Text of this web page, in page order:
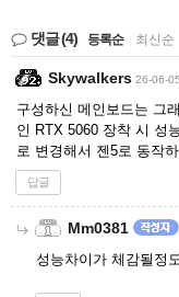
댓글(4) 등록순 최신순
Skywalkers 26-06-
구성하신 메인보드는 그
인 RTX 5060 장착 시 성
로 변경해서 젠5로 동작
답글
Mm0381
성능차이가 체감될정